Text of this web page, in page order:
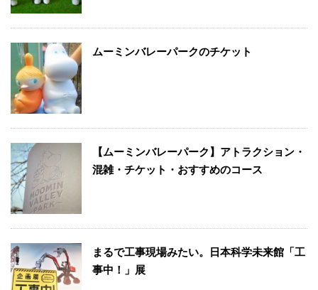
ムーミンバレーパークのチケット
【ムーミンバレーパーク】アトラクション・
混雑・チケット・おすすめのコース
まるで工事現場みたい。日本科学未来館「工
事中！」展